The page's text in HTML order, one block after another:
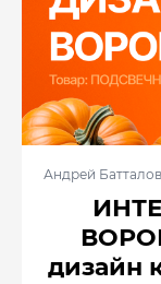
Андрей Батталов
дизайн